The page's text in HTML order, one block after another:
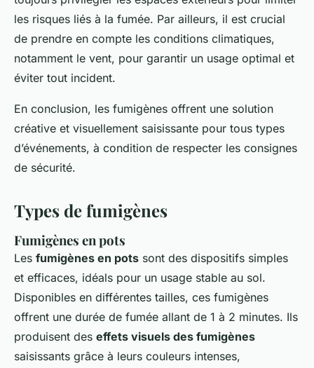
les risques liés à la fumée. Par ailleurs, il est crucial
de prendre en compte les conditions climatiques,
notamment le vent, pour garantir un usage optimal et
éviter tout incident.
En conclusion, les fumigènes offrent une solution
créative et visuellement saisissante pour tous types
d’événements, à condition de respecter les consignes
de sécurité.
Types de fumigènes
Fumigènes en pots
Les fumigènes en pots sont des dispositifs simples
et efficaces, idéals pour un usage stable au sol.
Disponibles en différentes tailles, ces fumigènes
offrent une durée de fumée allant de 1 à 2 minutes. Ils
produisent des effets visuels des fumigènes
saisissants grâce à leurs couleurs intenses,